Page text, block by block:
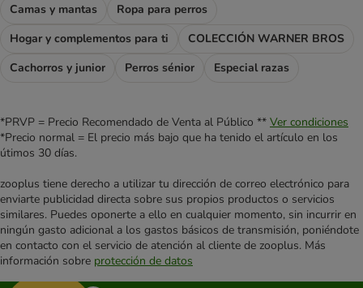
Camas y mantas
Ropa para perros
Hogar y complementos para ti
COLECCIÓN WARNER BROS
Cachorros y junior
Perros sénior Especial razas
*PRVP = Precio Recomendado de Venta al Público ** Ver condiciones
*Precio normal = El precio más bajo que ha tenido el artículo en los
útimos 30 días.
zooplus tiene derecho a utilizar tu dirección de correo electrónico para
enviarte publicidad directa sobre sus propios productos o servicios
similares. Puedes oponerte a ello en cualquier momento, sin incurrir en
ningún gasto adicional a los gastos básicos de transmisión, poniéndote
en contacto con el servicio de atención al cliente de zooplus. Más
información sobre protección de datos